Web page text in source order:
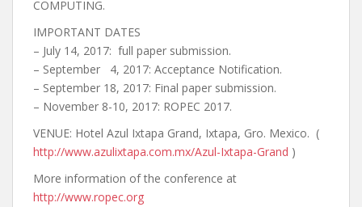
COMPUTING.
IMPORTANT DATES
– July 14, 2017: full paper submission.
– September 4, 2017: Acceptance Notification.
– September 18, 2017: Final paper submission.
– November 8-10, 2017: ROPEC 2017.
VENUE: Hotel Azul Ixtapa Grand, Ixtapa, Gro. Mexico. (
http://www.azulixtapa.com.mx/Azul-Ixtapa-Grand )
More information of the conference at
http://www.ropec.org